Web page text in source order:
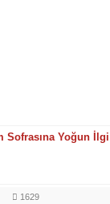
Sofrasına Yoğun İlgi
1629